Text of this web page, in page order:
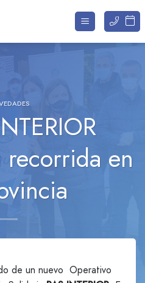
en
de un nuevo Operativo